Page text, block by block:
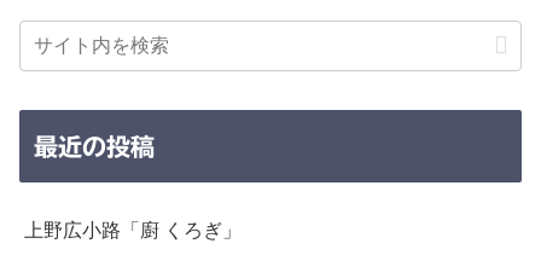
最近の投稿
上野広小路「廚 くろぎ」